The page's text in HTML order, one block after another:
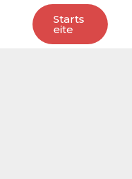
Starts
Eite